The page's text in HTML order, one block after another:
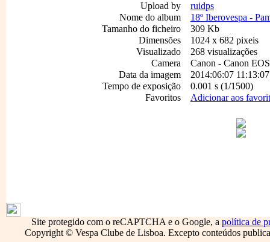
Upload by
ruidps
Nome do album
18º Iberovespa -
Tamanho do ficheiro
309 Kb
Dimensões
1024 x 682 pixeis
Visualizado
268 visualizações
Camera
Canon - Canon
Data da imagem
2014:06:07 11:13:07
Tempo de exposição
0.001 s (1/1500)
Favoritos
Adicionar aos
Site protegido com o reCAPTCHA e o Google, a política de
Copyright © Vespa Clube de Lisboa. Excepto conteúdos